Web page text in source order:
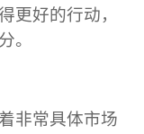
更好的行动，
。
非常具体市场